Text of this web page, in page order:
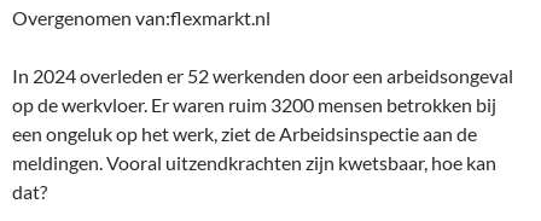
Overgenomen van:flexmarkt.nl
In 2024 overleden er 52 werkenden door een arbeidsongeval
op de werkvloer. Er waren ruim 3200 mensen betrokken bij
een ongeluk op het werk, ziet de Arbeidsinspectie aan de
meldingen. Vooral uitzendkrachten zijn kwetsbaar, hoe kan
dat?